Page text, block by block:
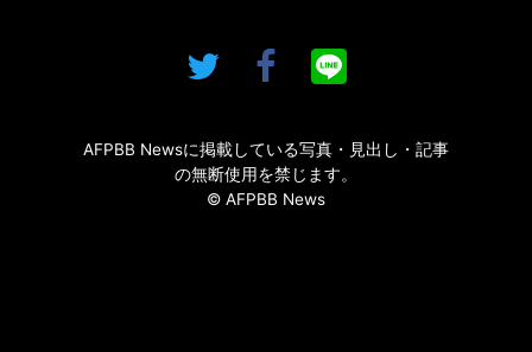
AFPBB Newsに掲載している写真・見出し・記事
の無断使用を禁じます。
© AFPBB News